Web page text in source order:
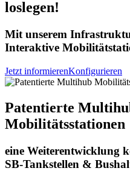
loslegen!
Mit unserem
Interaktive
Jetzt informierenKonfigurieren
Patentierte
Mobilitätsstationen
eine Weiterentwicklung
SB-Tankstellen &